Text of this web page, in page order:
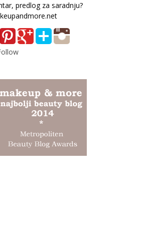
predlog za saradnju?